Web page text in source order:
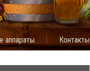
аппараты Контакты